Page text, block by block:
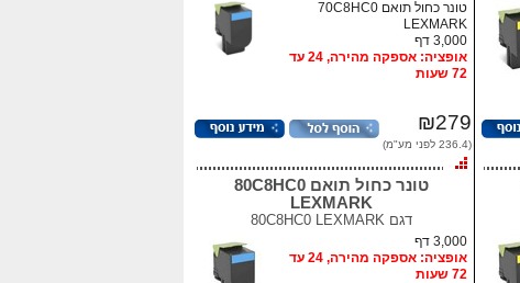
טונר כחול תואם 70C8HC0
LEXMARK
3,000 דף
אופציה: אספקה מהירה, 24 עד
72 שעות
₪279
(236.4 לפני מע"מ)
טונר כחול תואם 80C8HC0
LEXMARK
דגם80C8HC0 LEXMARK
3,000 דף
אופציה: אספקה מהירה, 24 עד
72 שעות